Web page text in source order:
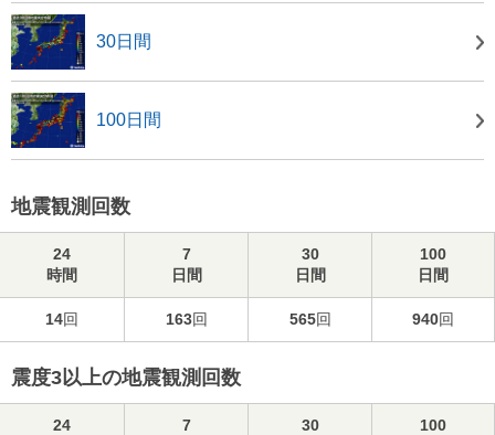
30日間
100日間
地震観測回数
24
時間
7
日間
30
日間
100
日間
14回 163回 565回 940回
震度3以上の地震観測回数
24
7
30
100